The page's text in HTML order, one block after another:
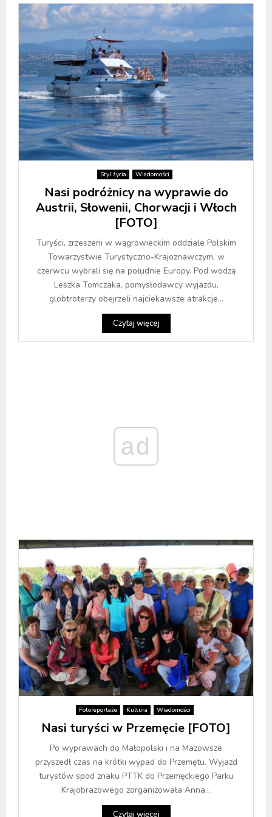
Styl życia Wiadomości
Nasi podróżnicy na wyprawie do
Austrii, Słowenii, Chorwacji i Włoch
[FOTO]
Turyści, zrzeszeni w wągrowieckim oddziale Polskim
Towarzystwie Turystyczno-Krajoznawczym, w
czerwcu wybrali się na południe Europy. Pod wodzą
Leszka Tomczaka, pomysłodawcy wyjazdu,
globtroterzy obejrzeli najciekawsze atrakcje...
Czytaj więcej
ad
Fotoreportaże Kultura Wiadomości
Nasi turyści w Przemęcie [FOTO]
Po wyprawach do Małopolski i na Mazowsze
przyszedł czas na krótki wypad do Przemętu. Wyjazd
turystów spod znaku PTTK do Przemęckiego Parku
Krajobrazowego zorganizowała Anna...
Czytaj więcej